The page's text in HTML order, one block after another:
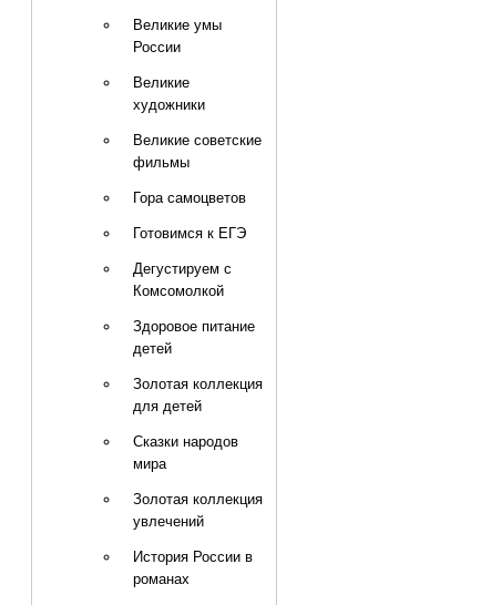
Великие умы
России
Великие
художники
Великие советские
фильмы
Гора самоцветов
Готовимся к ЕГЭ
Дегустируем с
Комсомолкой
Здоровое питание
детей
Золотая коллекция
для детей
Сказки народов
мира
Золотая коллекция
увлечений
История России в
романах